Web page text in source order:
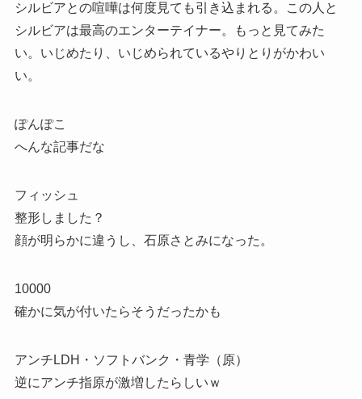
シルビアとの喧嘩は何度見ても引き込まれる。この人と
シルビアは最高のエンターテイナー。もっと見てみた
い。いじめたり、いじめられているやりとりがかわい
い。
ぽんぽこ
へんな記事だな
フィッシュ
整形しました？
顔が明らかに違うし、石原さとみになった。
10000
確かに気が付いたらそうだったかも
アンチLDH・ソフトバンク・青学（原）
逆にアンチ指原が激増したらしいｗ